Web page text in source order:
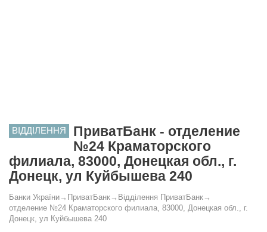
ВІДДІЛЕННЯ
ПриватБанк - отделение
№24 Краматорского
филиала, 83000, Донецкая обл., г.
Донецк, ул Куйбышева 240
Банки України→ ПриватБанк→ Відділення ПриватБанк→
отделение №24 Краматорского филиала, 83000, Донецкая обл., г.
Донецк, ул Куйбышева 240